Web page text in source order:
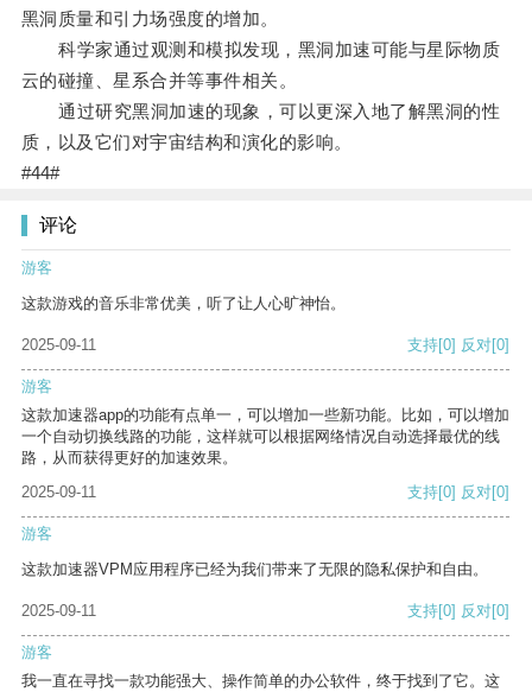
黑洞质量和引力场强度的增加。
科学家通过观测和模拟发现，黑洞加速可能与星际物质
云的碰撞、星系合并等事件相关。
通过研究黑洞加速的现象，可以更深入地了解黑洞的性
质，以及它们对宇宙结构和演化的影响。
#44#
评论
游客
这款游戏的音乐非常优美，听了让人心旷神怡。
2025-09-11 支持[0] 反对[0]
游客
这款加速器app的功能有点单一，可以增加一些新功能。比如，可以增加
一个自动切换线路的功能，这样就可以根据网络情况自动选择最优的线
路，从而获得更好的加速效果。
2025-09-11
支持[0] 反对[0]
游客
这款加速器VPM应用程序已经为我们带来了无限的隐私保护和自由。
2025-09-11 支持[0] 反对[0]
游客
我一直在寻找一款功能强大、操作简单的办公软件，终于找到了它。这